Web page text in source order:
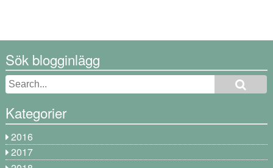
Sök blogginlägg
Kategorier
2016
2017